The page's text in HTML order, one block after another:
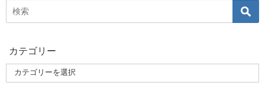
カテゴリー